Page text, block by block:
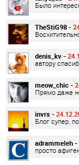
Было
TheStiG98 -
denis_kv -
автору
meow_chic -
Прямо даже
invrs -
Блог супер,
adrammeleh -
просто